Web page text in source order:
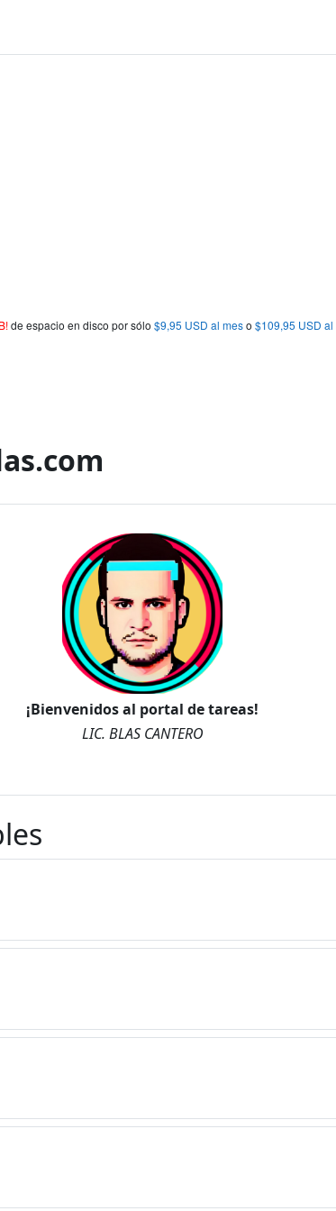
de espacio en disco por sólo $9,95 USD al meso $109,95 USD al
¡Bienvenidos al portal de tareas!
LIC. BLAS CANTERO